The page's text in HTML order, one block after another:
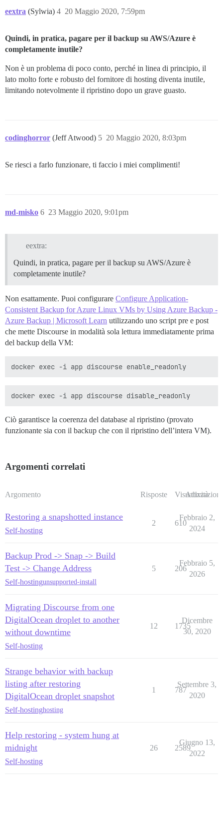
eextra (Sylwia) 20 Maggio 2020, 7:59pm
4
Quindi, in pratica, pagare per il backup su AWS/Azure è
completamente inutile?
Non è un problema di poco conto, perché in linea di principio, il
lato molto forte e robusto del fornitore di hosting diventa inutile,
limitando notevolmente il ripristino dopo un grave guasto.
codinghorror (Jeff Atwood) 20 Maggio 2020, 8:03pm
5
Se riesci a farlo funzionare, ti faccio i miei complimenti!
md-misko 23 Maggio 2020, 9:01pm
6
eextra:
Quindi, in pratica, pagare per il backup su AWS/Azure è
completamente inutile?
Non esattamente. Puoi configurare Configure Application-
Consistent Backup for Azure Linux VMs by Using Azure Backup -
Azure Backup | Microsoft Learn utilizzando uno script pre e post
che mette Discourse in modalità sola lettura immediatamente prima
del backup della VM:
Ciò garantisce la coerenza del database al ripristino (provato
funzionante sia con il backup che con il ripristino dell’intera VM).
Argomenti correlati
Argomento Risposte Visualizzazioni
Attività
Restoring a snapshotted instance
Self-hosting
2 610
Febbraio 2,
2024
Backup Prod -> Snap -> Build
Test -> Change Address
Self-hostingunsupported-install
5 206
Febbraio 5,
2026
Migrating Discourse from one
DigitalOcean droplet to another
without downtime
Self-hosting
12 1735
Dicembre
30, 2020
Strange behavior with backup
listing after restoring
DigitalOcean droplet snapshot
Self-hostinghosting
1 787
Settembre 3,
2020
Help restoring - system hung at
midnight
Self-hosting
26 2589
Giugno 13,
2022